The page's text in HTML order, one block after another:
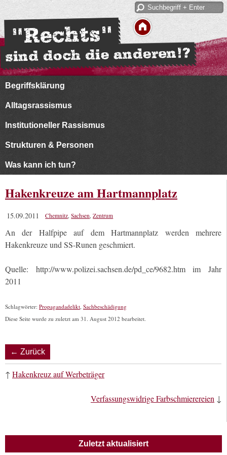
Begriffsklärung
Alltagsrassismus
Institutioneller Rassismus
Strukturen & Personen
Was kann ich tun?
Hakenkreuze am Hartmannplatz
15.09.2011 Chemnitz,Sachsen,Zentrum
An der Halfpipe auf dem Hartmannplatz werden mehrere
Hakenkreuze und SS-Runen geschmiert.
Quelle: http://www.polizei.sachsen.de/pd_ce/9682.htm im Jahr
2011
Schlagwörter: Propagandadelikt, Sachbeschädigung
Diese Seite wurde zu zuletzt am 31. August 2012 bearbeitet.
← Zurück
↑ Hakenkreuz auf Werbeträger
Verfassungswidrige Farbschmierereien ↓
Zuletzt aktualisiert